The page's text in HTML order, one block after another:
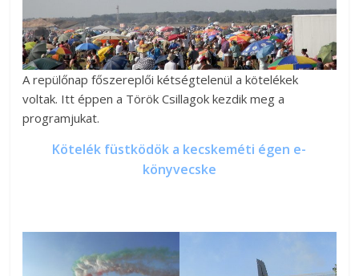
A repülőnap főszereplői kétségtelenül a kötelékek
voltak. Itt éppen a Török Csillagok kezdik meg a
programjukat.
Kötelék füstködök a kecskeméti égen e-
könyvecske